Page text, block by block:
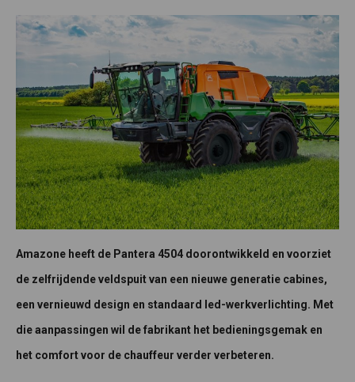
Amazone heeft de Pantera 4504 doorontwikkeld en voorziet
de zelfrijdende veldspuit van een nieuwe generatie cabines,
een vernieuwd design en standaard led-werkverlichting. Met
die aanpassingen wil de fabrikant het bedieningsgemak en
het comfort voor de chauffeur verder verbeteren.